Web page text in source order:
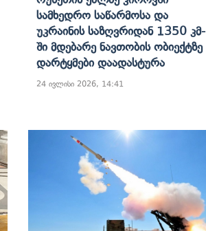
Სამხედრო Საწარმოსა Და
Უკრაინის Საზღვრიდან 1350 Კმ-
Ში Მდებარე Ნავთობის Ობიექტზე
Დარტყმები Დაადასტურა
24 ივლისი 2026, 14:41